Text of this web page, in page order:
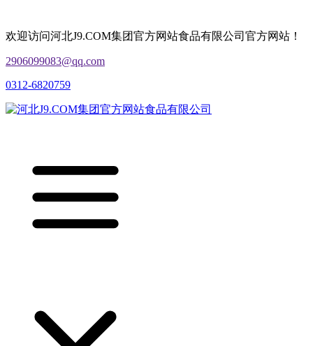
欢迎访问河北J9.COM集团官方网站食品有限公司官方网站！
2906099083@qq.com
0312-6820759